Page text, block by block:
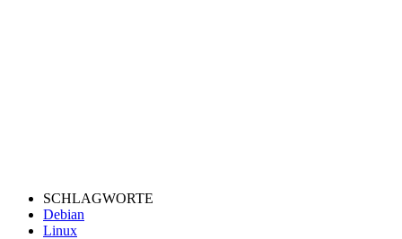
SCHLAGWORTE
Debian
Linux